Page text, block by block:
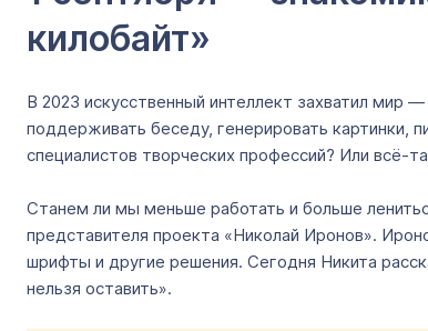
килобайт»
В 2023 искусственный интеллект захватил мир
поддерживать беседу, генерировать картинки,
специалистов творческих профессий? Или всё-
Станем ли мы меньше работать и больше
представителя проекта «Николай Иронов».
шрифты и другие решения. Сегодня Никита
нельзя оставить».